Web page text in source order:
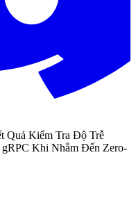
Quả Kiểm Tra Độ Trễ
gRPC Khi Nhắm Đến Zero-